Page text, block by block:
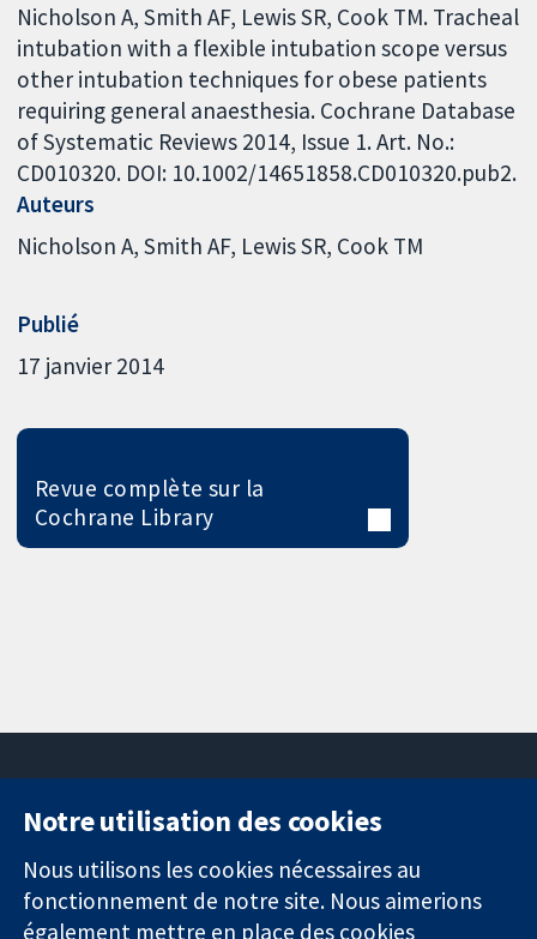
Nicholson A, Smith AF, Lewis SR, Cook TM. Tracheal
intubation with a flexible intubation scope versus
other intubation techniques for obese patients
requiring general anaesthesia. Cochrane Database
of Systematic Reviews 2014, Issue 1. Art. No.:
CD010320. DOI: 10.1002/14651858.CD010320.pub2.
Auteurs
Nicholson A Smith AF Lewis SR Cook TM
Publié
17 janvier 2014
Revue complète sur la
Cochrane Library
Des données
probantes.
11-13 Cavendish
Square
Londres
W1G0AN
nous
Actualités
Service de
Notre utilisation des cookies
Nous utilisons les cookies nécessaires au
fonctionnement de notre site. Nous aimerions
également mettre en place des cookies